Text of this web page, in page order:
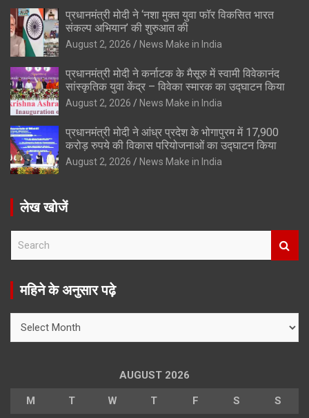
प्रधानमंत्री मोदी ने ‘नशा मुक्त युवा फॉर विकसित भारत
संकल्प अभियान’ की शुरुआत की
August 2, 2026 News Make in India
प्रधानमंत्री मोदी ने कर्नाटक के मैसूरु में स्वामी विवेकानंद
सांस्कृतिक युवा केंद्र – विवेका स्मारक का उद्घाटन किया
August 2, 2026 News Make in India
प्रधानमंत्री मोदी ने आंध्र प्रदेश के भोगापुरम में 17,900
करोड़ रुपये की विकास परियोजनाओं का उद्घाटन किया
August 2, 2026 News Make in India
लेख खोजें
r
महिने के अनुसार पढ़े
AUGUST 2026
M T W T F S S